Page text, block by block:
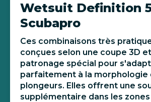
Wetsuit Definition
Scubapro
Ces combinaisons très
conçues selon une coupe 3D
patronage spécial pour
parfaitement à la morphologie
plongeurs. Elles offrent une
supplémentaire dans les